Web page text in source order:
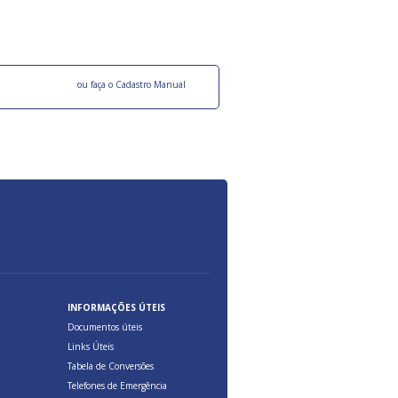
ou faça o Cadastro Manual
INFORMAÇÕES ÚTEIS
Documentos úteis
Links Úteis
Tabela de Conversões
Telefones de Emergência